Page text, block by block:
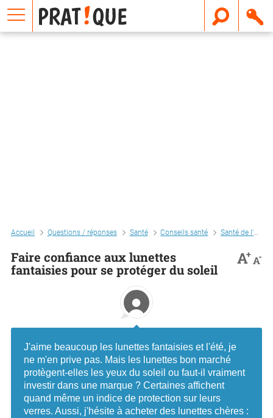
Accueil Questions / réponses Santé Conseils santé Santé de l'enfant
Faire confiance aux lunettes
fantaisies pour se protéger du soleil
A+A-
J'aime beaucoup les lunettes fantaisies et l'été, je
ne m'en prive pas. Mais les lunettes bon marché
protègent-elles les yeux du soleil ou faut-il vraiment
investir dans une marque ? Certaines affichent
quand même un indice de protection sur leurs
verres. Aussi, j'hésite à acheter des lunettes chères :
E
m
a